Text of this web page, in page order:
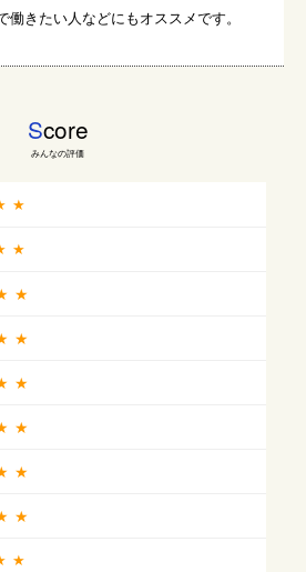
働きたい人などにもオススメです。
Score
みんなの評価